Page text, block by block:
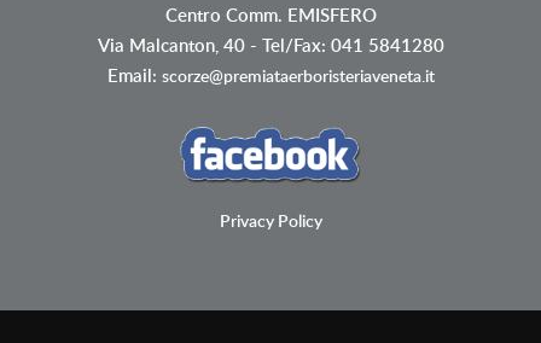
Centro Comm. EMISFERO
Via Malcanton, 40 - Tel/Fax: 041 5841280
Email: scorze@premiataerboristeriaveneta.it
Privacy Policy